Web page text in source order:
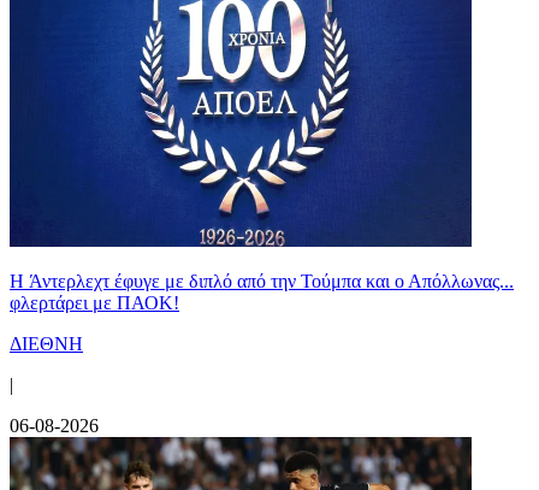
H Άντερλεχτ έφυγε με διπλό από την Τούμπα και ο Απόλλωνας...
φλερτάρει με ΠΑΟΚ!
ΔΙΕΘΝΗ
|
06-08-2026